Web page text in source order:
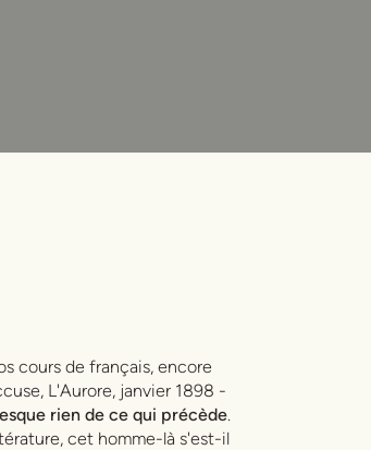
cours de français, encore
, L'Aurore, janvier 1898 -
rien de ce qui précède.
cet homme-là s'est-il